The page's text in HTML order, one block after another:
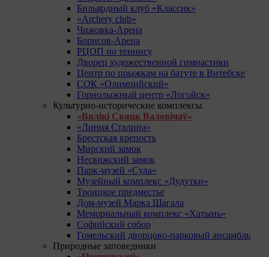
Бильярдный клуб «Классик»
«Archery club»
Чижовка-Арена
Борисов-Арена
РЦОП по теннису
Дворец художественной гимнастики
Центр по прыжкам на батуте в Витебске
СОК «Олимпийский»
Горнолыжный центр «Логойск»
Культурно-исторические комплексы
«Вялікі Свяцк Валовічаў»
«Линия Сталина»
Брестская крепость
Мирский замок
Несвижский замок
Парк-музей «Сула»
Музейный комплекс «Дудутки»
Троицкое предместье
Дом-музей Марка Шагала
Мемориальный комплекс «Хатынь»
Софийский собор
Гомельский дворцово-парковый ансамбль
Природные заповедники